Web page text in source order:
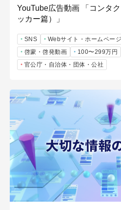
YouTube広告動画 「コンタ
ッカー篇）」
SNS Webサイト・ホームペー
啓蒙・啓発動画
100〜299万円
官公庁・自治体・団体・公社